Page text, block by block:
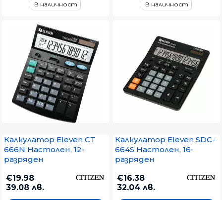
В наличност В наличност
Калкулатор Eleven CT
666N Настолен, 12-
разряден
€19.98
39.08 лв.
Калкулатор Eleven SDC-
664S Настолен, 16-
разряден
€16.38
32.04 лв.